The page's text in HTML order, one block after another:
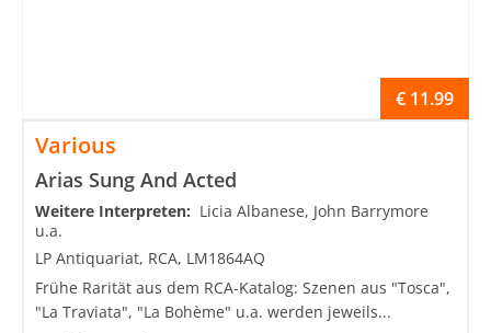
Various
Arias Sung And Acted
€ 11.99
Weitere Interpreten: Licia Albanese, John Barrymore
u.a.
LP Antiquariat, RCA, LM1864AQ
Frühe Rarität aus dem RCA-Katalog: Szenen aus "Tosca",
"La Traviata", "La Bohème" u.a. werden jeweils...